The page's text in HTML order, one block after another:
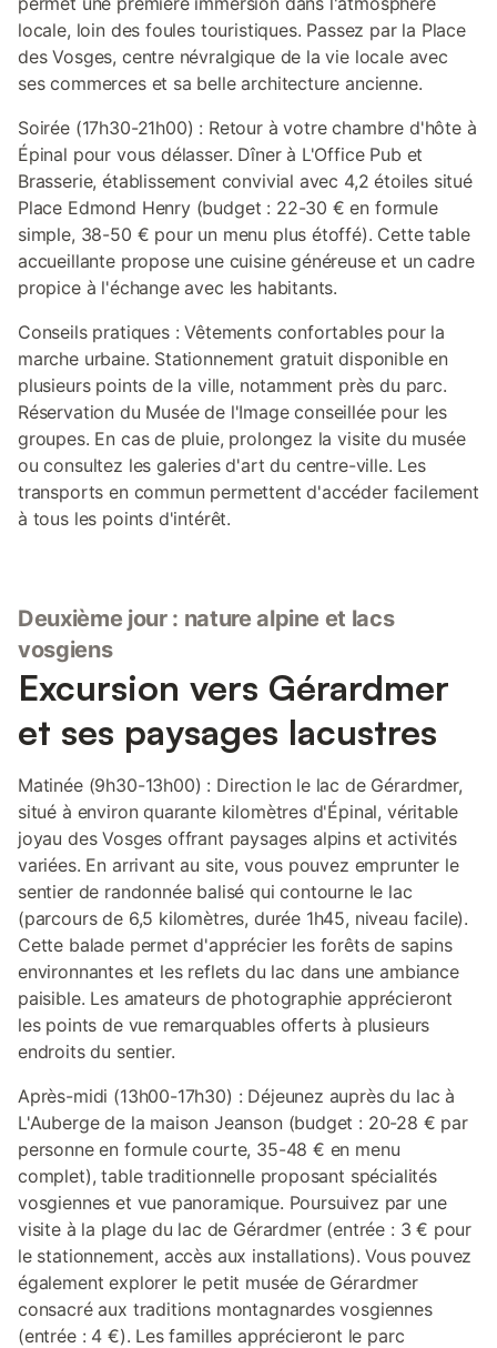
locale, loin des foules touristiques. Passez par la Place
des Vosges, centre névralgique de la vie locale avec
ses commerces et sa belle architecture ancienne.
Soirée (17h30-21h00) : Retour à votre chambre d'hôte à
Épinal pour vous délasser. Dîner à L'Office Pub et
Brasserie, établissement convivial avec 4,2 étoiles situé
Place Edmond Henry (budget : 22-30 € en formule
simple, 38-50 € pour un menu plus étoffé). Cette table
accueillante propose une cuisine généreuse et un cadre
propice à l'échange avec les habitants.
Conseils pratiques : Vêtements confortables pour la
marche urbaine. Stationnement gratuit disponible en
plusieurs points de la ville, notamment près du parc.
Réservation du Musée de l'Image conseillée pour les
groupes. En cas de pluie, prolongez la visite du musée
ou consultez les galeries d'art du centre-ville. Les
transports en commun permettent d'accéder facilement
à tous les points d'intérêt.
Deuxième jour : nature alpine et lacs
vosgiens
Excursion vers Gérardmer
et ses paysages lacustres
Matinée (9h30-13h00) : Direction le lac de Gérardmer,
situé à environ quarante kilomètres d'Épinal, véritable
joyau des Vosges offrant paysages alpins et activités
variées. En arrivant au site, vous pouvez emprunter le
sentier de randonnée balisé qui contourne le lac
(parcours de 6,5 kilomètres, durée 1h45, niveau facile).
Cette balade permet d'apprécier les forêts de sapins
environnantes et les reflets du lac dans une ambiance
paisible. Les amateurs de photographie apprécieront
les points de vue remarquables offerts à plusieurs
endroits du sentier.
Après-midi (13h00-17h30) : Déjeunez auprès du lac à
L'Auberge de la maison Jeanson (budget : 20-28 € par
personne en formule courte, 35-48 € en menu
complet), table traditionnelle proposant spécialités
vosgiennes et vue panoramique. Poursuivez par une
visite à la plage du lac de Gérardmer (entrée : 3 € pour
le stationnement, accès aux installations). Vous pouvez
également explorer le petit musée de Gérardmer
consacré aux traditions montagnardes vosgiennes
(entrée : 4 €). Les familles apprécieront le parc